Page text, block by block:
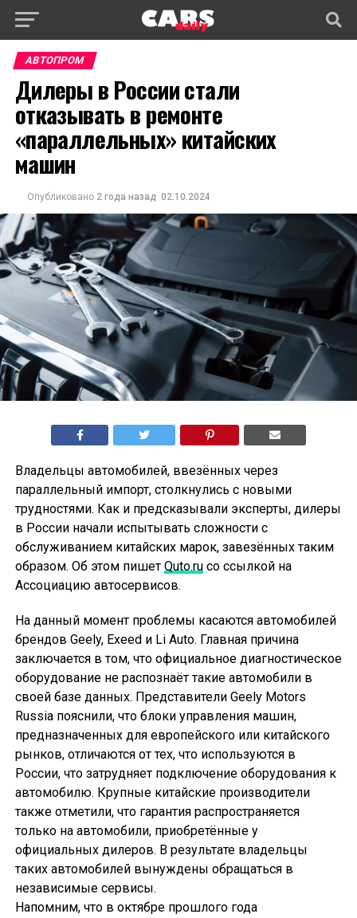
АВТОПРОМ
Дилеры в России стали
отказывать в ремонте
«параллельных» китайских
машин
Опубликовано 2 года назад 02.10.2024
Владельцы автомобилей, ввезённых через
параллельный импорт, столкнулись с новыми
трудностями. Как и предсказывали эксперты, дилеры
в России начали испытывать сложности с
обслуживанием китайских марок, завезённых таким
образом. Об этом пишет Quto.ruсо ссылкой на
Ассоциацию автосервисов.
На данный момент проблемы касаются автомобилей
брендов Geely, Exeed и Li Auto. Главная причина
заключается в том, что официальное диагностическое
оборудование не распознаёт такие автомобили в
своей базе данных. Представители Geely Motors
Russia пояснили, что блоки управления машин,
предназначенных для европейского или китайского
рынков, отличаются от тех, что используются в
России, что затрудняет подключение оборудования к
автомобилю. Крупные китайские производители
также отметили, что гарантия распространяется
только на автомобили, приобретённые у
официальных дилеров. В результате владельцы
таких автомобилей вынуждены обращаться в
независимые сервисы.
Напомним, что в октябре прошлого года